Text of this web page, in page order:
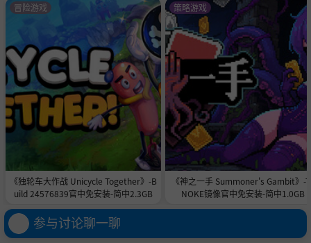
《独轮车大作战 Unicycle Together》-B
uild 24576839官中免安装-简中2.3GB
冒险游戏
《神之一手 Summoner's Gambit》-
NOKE镜像官中免安装-简中1.0GB
策略游戏
参与讨论聊一聊